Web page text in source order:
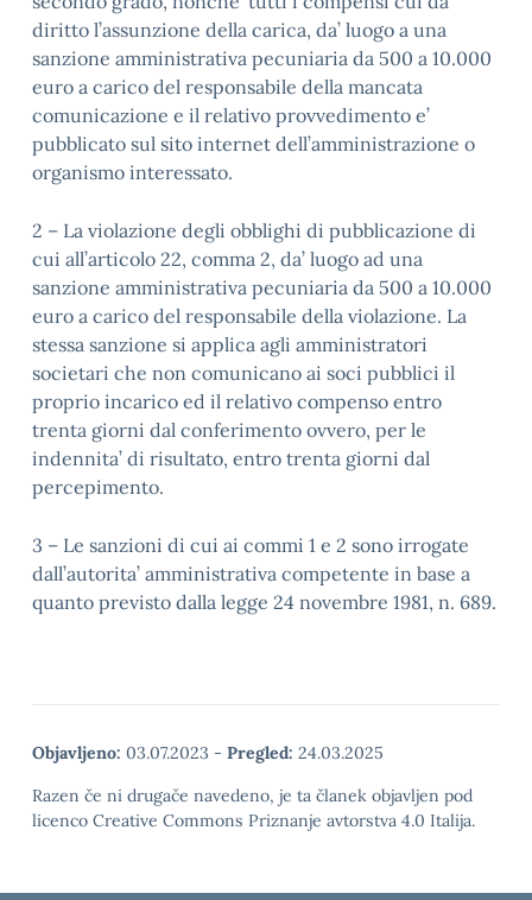
diritto l’assunzione della carica, da’ luogo a una
sanzione amministrativa pecuniaria da 500 a 10.000
euro a carico del responsabile della mancata
comunicazione e il relativo provvedimento e’
pubblicato sul sito internet dell’amministrazione o
organismo interessato.
2 – La violazione degli obblighi di pubblicazione di
cui all’articolo 22, comma 2, da’ luogo ad una
sanzione amministrativa pecuniaria da 500 a 10.000
euro a carico del responsabile della violazione. La
stessa sanzione si applica agli amministratori
societari che non comunicano ai soci pubblici il
proprio incarico ed il relativo compenso entro
trenta giorni dal conferimento ovvero, per le
indennita’ di risultato, entro trenta giorni dal
percepimento.
3 – Le sanzioni di cui ai commi 1 e 2 sono irrogate
dall’autorita’ amministrativa competente in base a
quanto previsto dalla legge 24 novembre 1981, n. 689.
Objavljeno: 03.07.2023 - Pregled: 24.03.2025
Razen če ni drugače navedeno, je ta članek objavljen pod
licenco Creative Commons Priznanje avtorstva 4.0 Italija.